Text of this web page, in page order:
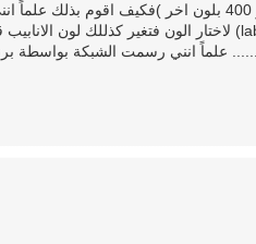
قطر 200ملم بلون والانابيب بقطر 400 بلون اخر )فكيف